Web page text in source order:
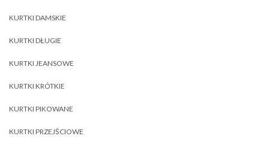
KURTKI DAMSKIE
KURTKI DŁUGIE
KURTKI JEANSOWE
KURTKI KRÓTKIE
KURTKI PIKOWANE
KURTKI PRZEJŚCIOWE